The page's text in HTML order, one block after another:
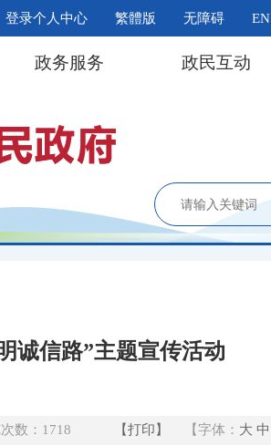
登录个人中心 繁體版 无障碍 EN
政务服务 政民互动
诚信路”主题宣传活动
数： 1718 【打印】 【字体： 大 中